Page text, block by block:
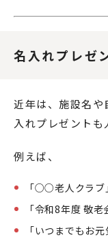
名入れプレゼ
近年は、施設名や
入れプレゼントも
例えば、
「○○老人クラブ」
「令和8年度 敬老
「いつまでもお元